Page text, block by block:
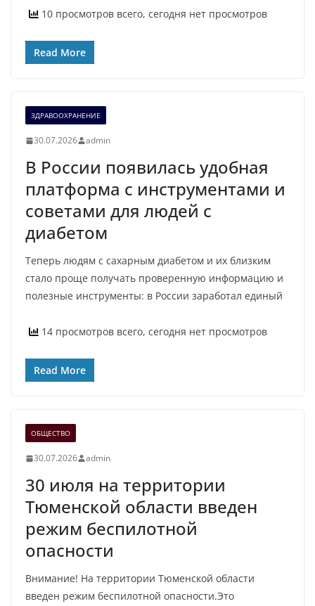
10 просмотров всего, сегодня нет просмотров
Read More
ЗДРАВООХРАНЕНИЕ
30.07.2026 admin
В России появилась удобная
платформа с инструментами и
советами для людей с
диабетом
Теперь людям с сахарным диабетом и их близким
стало проще получать проверенную информацию и
полезные инструменты: в России заработал единый
14 просмотров всего, сегодня нет просмотров
Read More
ОБЩЕСТВО
30.07.2026 admin
30 июля на территории
Тюменской области введен
режим беспилотной
опасности
Внимание! На территории Тюменской области
введен режим беспилотной опасности.Это